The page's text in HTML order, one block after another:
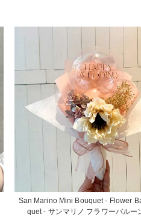
San Marino Mini Bouquet - Flower
quet - サンマリノ フラワーバルー